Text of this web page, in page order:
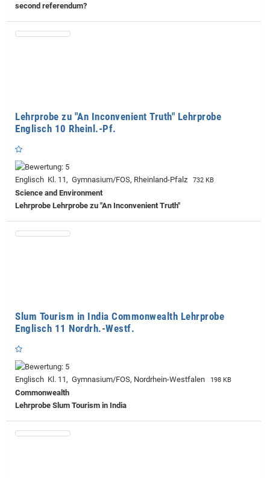
second referendum?
Lehrprobe zu "An Inconvenient Truth" Lehrprobe
Englisch 10 Rheinl.-Pf.
Englisch Kl. 11, Gymnasium/FOS, Rheinland-Pfalz 732 KB
Science and Environment
Lehrprobe Lehrprobe zu "An Inconvenient Truth"
Slum Tourism in India Commonwealth Lehrprobe
Englisch 11 Nordrh.-Westf.
Englisch Kl. 11, Gymnasium/FOS, Nordrhein-Westfalen 198 KB
Commonwealth
Lehrprobe Slum Tourism in India